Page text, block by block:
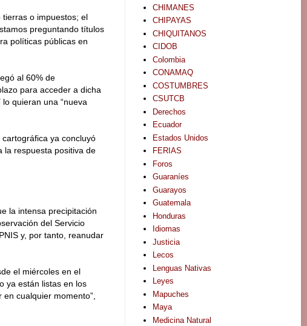
o impuestos; el
preguntando títulos
políticas públicas en
al 60% de
para acceder a dicha
quieran una “nueva
ya concluyó
la respuesta positiva de
la intensa precipitación
del Servicio
y, por tanto, reanudar
el miércoles en el
ya están listas en los
cualquier momento”,
CHIMANES
CHIPAYAS
CHIQUITANOS
CIDOB
Colombia
CONAMAQ
COSTUMBRES
CSUTCB
Derechos
Ecuador
Estados Unidos
FERIAS
Foros
Guaraníes
Guarayos
Guatemala
Honduras
Idiomas
Justicia
Lecos
Lenguas Nativas
Leyes
Mapuches
Maya
Medicina Natural